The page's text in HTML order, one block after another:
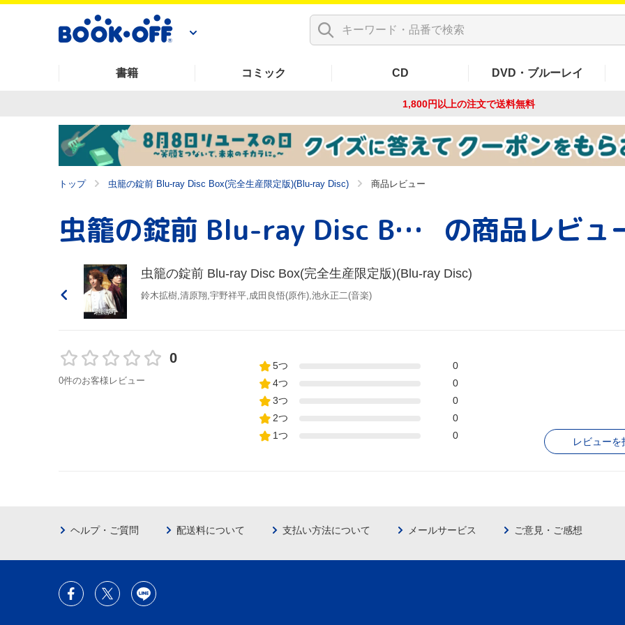
書籍 コミック CD DVD・ブルーレイ
1,800円以上の注文で送料無料
トップ 虫籠の錠前 Blu-ray Disc Box(完全生産限定版)(Blu-ray Disc) 商品レビュー
虫籠の錠前 Blu-ray Disc Box(完全生産限定版)(Blu-ray Disc) の商品レビュ
虫籠の錠前 Blu-ray Disc Box(完全生産限定版)(Blu-ray Disc)
鈴木拡樹,清原翔,宇野祥平,成田良悟(原作),池永正二(音楽)
0
0件のお客様レビュー
5つ
0
4つ
0
3つ
0
2つ
0
1つ
0
レビューを
ヘルプ・ご質問 配送料について 支払い方法について メールサービス ご意見・ご感想